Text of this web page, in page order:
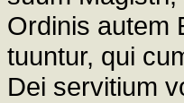
Ordinis autem
tuuntur, qui
Dei servitium